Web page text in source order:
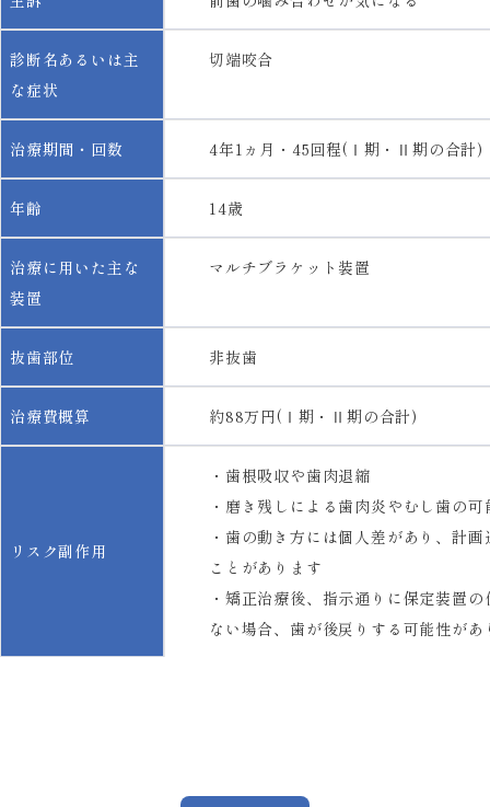
診断名あるいは主
な症状
切端咬合
治療期間・回数 4年1ヵ月・45回程(Ⅰ期・Ⅱ期の合計)
年齢 14歳
治療に用いた主な
装置
マルチブラケット装置
抜歯部位 非抜歯
治療費概算 約88万円(Ⅰ期・Ⅱ期の合計)
リスク副作用
・歯根吸収や歯肉退縮
・磨き残しによる歯肉炎やむし歯の可
・歯の動き方には個人差があり、計
ことがあります
・矯正治療後、指示通りに保定装置
ない場合、歯が後戻りする可能性があ